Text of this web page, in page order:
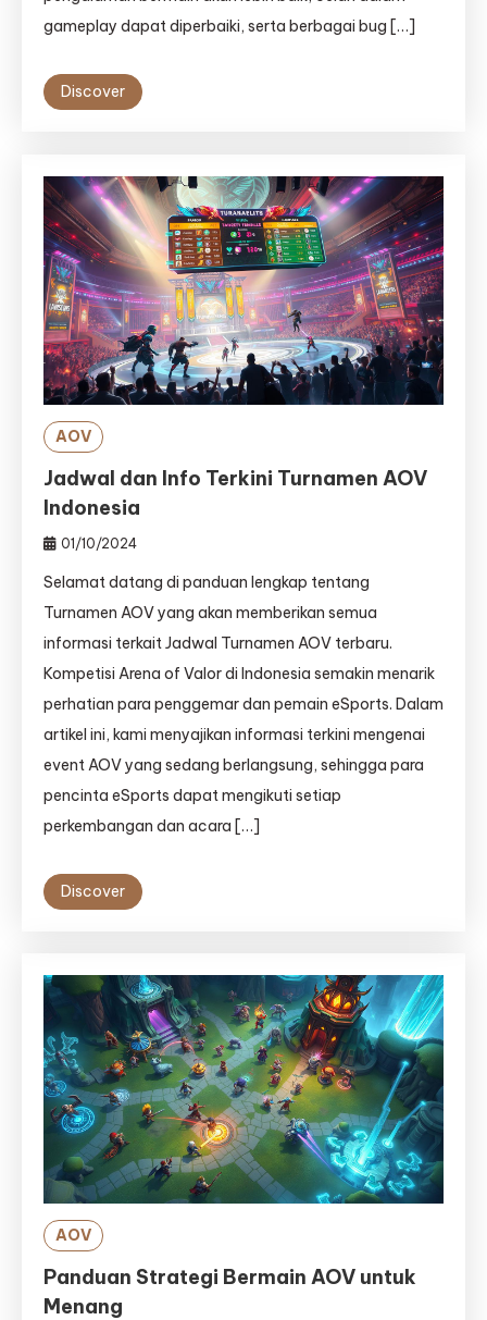
gameplay dapat diperbaiki, serta berbagai bug […]
Discover
AOV
Jadwal dan Info Terkini Turnamen AOV
Indonesia
01/10/2024
Selamat datang di panduan lengkap tentang
Turnamen AOV yang akan memberikan semua
informasi terkait Jadwal Turnamen AOV terbaru.
Kompetisi Arena of Valor di Indonesia semakin menarik
perhatian para penggemar dan pemain eSports. Dalam
artikel ini, kami menyajikan informasi terkini mengenai
event AOV yang sedang berlangsung, sehingga para
pencinta eSports dapat mengikuti setiap
perkembangan dan acara […]
Discover
AOV
Panduan Strategi Bermain AOV untuk
Menang